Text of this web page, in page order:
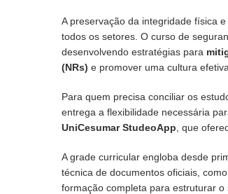
A preservação da integridade física
todos os setores. O curso de
desenvolvendo estratégias para
(NRs) e promover uma cultura
Para quem precisa conciliar os
entrega a flexibilidade necessária
UniCesumar StudeoApp , que
A grade curricular engloba desde
técnica de documentos oficiais,
formação completa para estruturar o